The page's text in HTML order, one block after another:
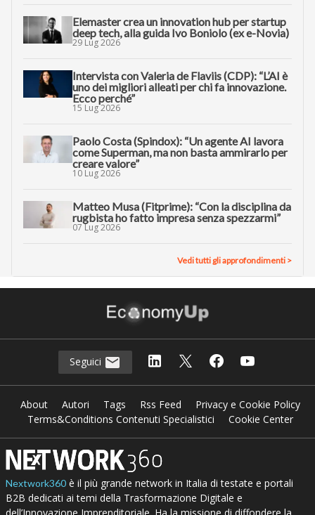
Elemaster crea un innovation hub per startup
deep tech, alla guida Ivo Boniolo (ex e-Novia)
29 Lug 2026
Intervista con Valeria de Flaviis (CDP): “L’AI è
uno dei migliori alleati per chi fa innovazione.
Ecco perché”
15 Lug 2026
Paolo Costa (Spindox): “Un agente AI lavora
come Superman, ma non basta ammirarlo per
creare valore”
10 Lug 2026
Matteo Musa (Fitprime): “Con la disciplina da
rugbista ho fatto impresa senza spezzarmi”
07 Lug 2026
Vedi tutti gli approfondimenti >
Seguici
About Autori Tags Rss Feed
Privacy e Cookie Policy
Terms&Conditions Contenuti Specialistici
Cookie Center
Nextwork360è il più grande network in Italia di testate e portali
B2B dedicati ai temi della Trasformazione Digitale e